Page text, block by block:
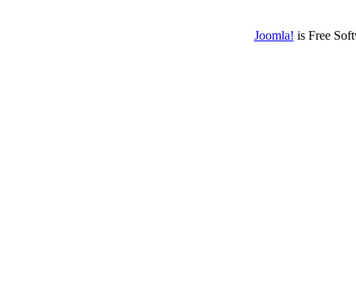
Joomla! is Free